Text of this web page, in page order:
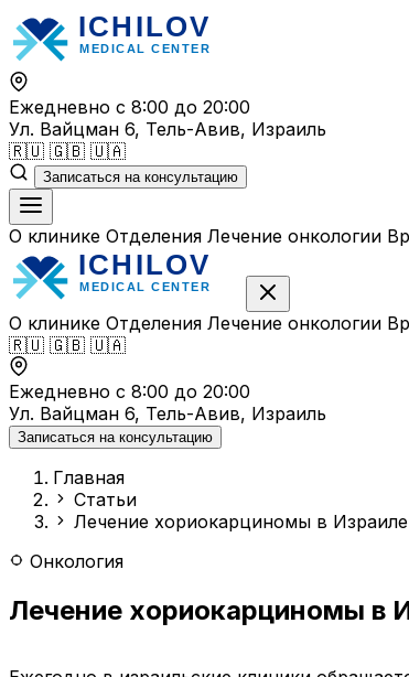
Перейти
к
содержимому
Ежедневно с 8:00 до 20:00
Ул. Вайцман 6, Тель-Авив, Израиль
🇷🇺 🇬🇧 🇺🇦
Записаться на консультацию
О клинике Отделения Лечение онкологии
О клинике Отделения Лечение онкологии
🇷🇺 🇬🇧 🇺🇦
Ежедневно с 8:00 до 20:00
Ул. Вайцман 6, Тель-Авив, Израиль
Записаться на консультацию
Главная
Статьи
Лечение хориокарциномы в
Онкология
Лечение хориокарциномы в